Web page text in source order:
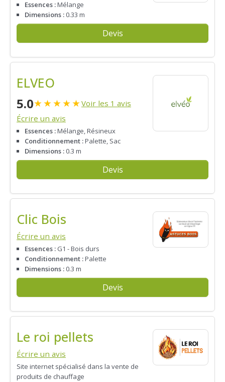
Essences :Mélange
Dimensions : 0.33 m
Devis
ELVEO
5.0★★★★★Voir les 1 avis
Écrire un avis
Essences :Mélange, Résineux
Conditionnement :Palette, Sac
Dimensions : 0.3 m
Devis
Clic Bois
Écrire un avis
Essences : G1 - Bois durs
Conditionnement :Palette
Dimensions : 0.3 m
Devis
Le roi pellets
Écrire un avis
Site internet spécialisé dans la vente de
produits de chauffage